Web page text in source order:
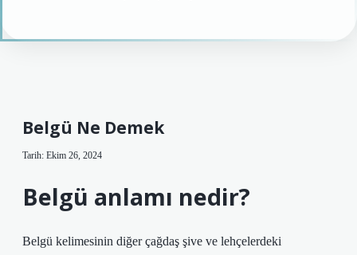
Belgü Ne Demek
Tarih: Ekim 26, 2024
Belgü anlamı nedir?
Belgü kelimesinin diğer çağdaş şive ve lehçelerdeki